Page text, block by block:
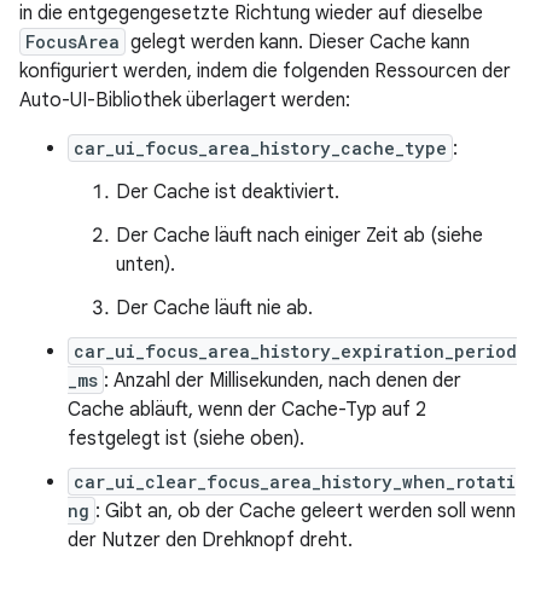
in die entgegengesetzte Richtung wieder auf dieselbe
FocusArea gelegt werden kann. Dieser Cache kann
konfiguriert werden, indem die folgenden Ressourcen der
Auto-UI-Bibliothek überlagert werden:
car_ui_focus_area_history_cache_type :
Der Cache ist deaktiviert.
Der Cache läuft nach einiger Zeit ab (siehe
unten).
Der Cache läuft nie ab.
car_ui_focus_area_history_expiration_period
_ms : Anzahl der Millisekunden, nach denen der
Cache abläuft, wenn der Cache-Typ auf 2
festgelegt ist (siehe oben).
car_ui_clear_focus_area_history_when_rotati
ng : Gibt an, ob der Cache geleert werden soll wenn
der Nutzer den Drehknopf dreht.